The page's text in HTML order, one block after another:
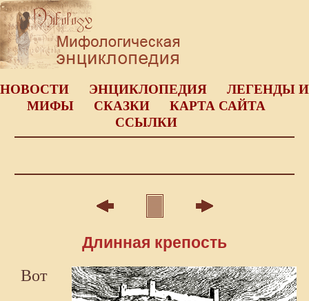
НОВОСТИ ЭНЦИКЛОПЕДИЯ
ЛЕГЕНДЫ И
МИФЫ
СКАЗКИ
КАРТА САЙТА
ССЫЛКИ
Длинная крепость
Вот